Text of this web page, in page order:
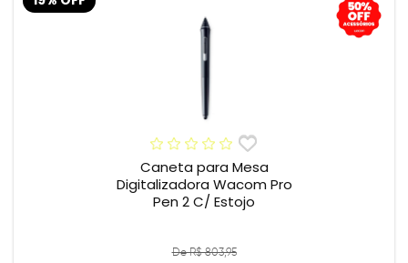
Caneta para Mesa
Digitalizadora Wacom Pro
Pen 2 C/ Estojo
De R$ 803,95